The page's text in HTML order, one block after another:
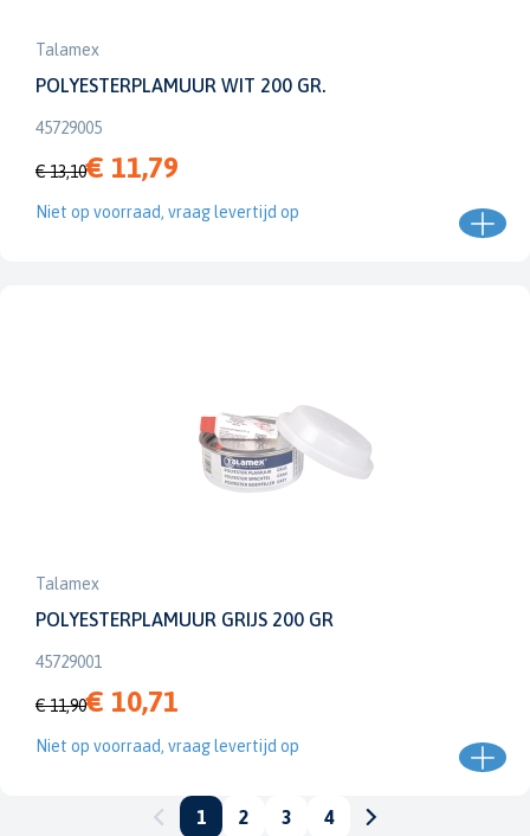
Talamex
POLYESTERPLAMUUR WIT 200 GR.
45729005
€ 13,10€ 11,79
Niet op voorraad, vraag levertijd op
Talamex
POLYESTERPLAMUUR GRIJS 200 GR
45729001
€ 11,90€ 10,71
Niet op voorraad, vraag levertijd op
1 2 3 4